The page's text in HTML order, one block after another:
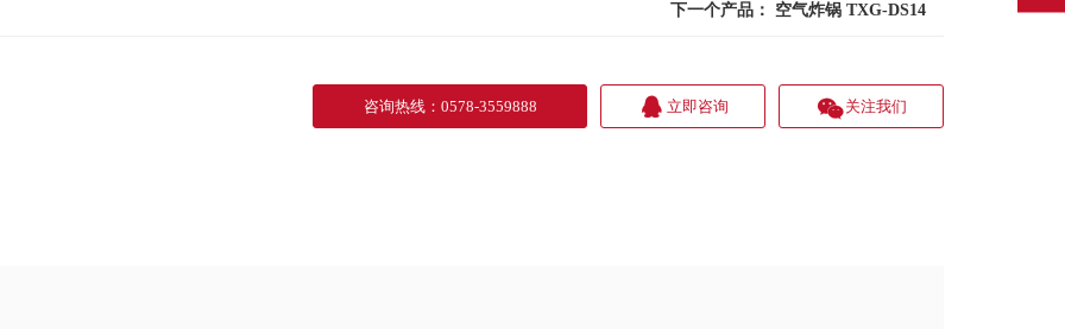
下一个产品： 空气炸锅 TXG-DS14
咨询热线： 0578-3559888 立即咨询 关注我们